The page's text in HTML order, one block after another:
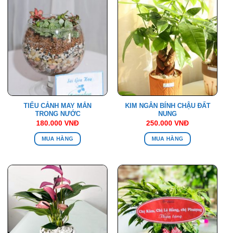
TIỂU CẢNH MAY MẮN
TRONG NƯỚC
180.000 VNĐ
MUA HÀNG
KIM NGÂN BÍNH CHẬU ĐẤT
NUNG
250.000 VNĐ
MUA HÀNG